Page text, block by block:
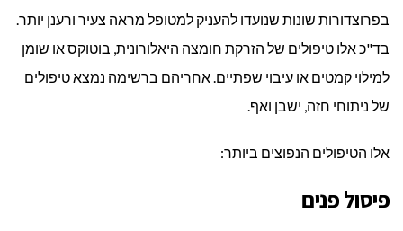
בפרוצדורות שונות שנועדו להעניק למטופל מראה צעיר ורענן יותר.
בד"כ אלו טיפולים של הזרקת חומצה היאלורונית, בוטוקס או שומן
למילוי קמטים או עיבוי שפתיים. אחריהם ברשימה נמצא טיפולים
של ניתוחי חזה, ישבן ואף.
אלו הטיפולים הנפוצים ביותר:
פיסול פנים